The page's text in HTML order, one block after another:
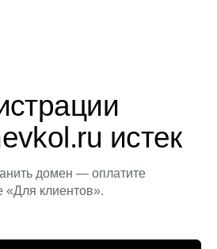
истек
домен — оплатите
«Для клиентов».